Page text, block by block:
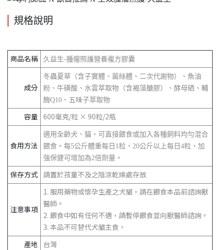
規格說明
商品名稱 久益生-腫瘤照護營養複方膠囊
成分
冬蟲夏草（含子實體、菌絲體、二次代謝物）、魚油
粉、牛磺酸、水雲萃取物（含褐藻醣膠）、酵母硒、輔
酶Q10、五味子萃取物
容量 600毫克/粒 × 90粒/2瓶
食用方法
適用全齡犬、貓，可直接餵食或加入各種飼料均勻混合
餵食。每5公斤體重每日1粒，20公斤以上每日4粒，加
強保健可增加為2倍劑量。
保存方式 請置於孩童不及之陰涼乾燥處存放
注意事項
1. 服用藥物或懷孕生產之犬貓，請在餵食本品前諮詢獸
醫師。
2. 餵食中如有任何不適，請暫停餵食並向獸醫師諮詢。
3. 本品不可替代犬貓主食。
產地
台灣